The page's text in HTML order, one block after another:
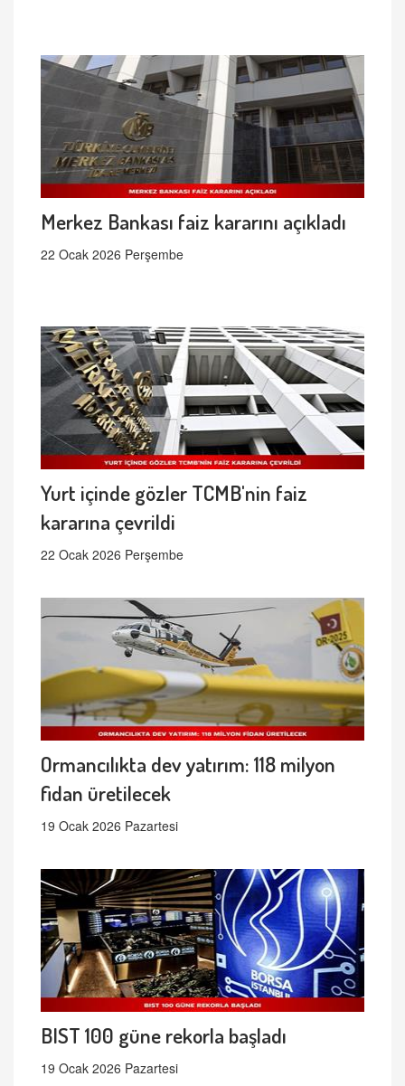
Merkez Bankası faiz kararını açıkladı
22 Ocak 2026 Perşembe
Yurt içinde gözler TCMB'nin faiz
kararına çevrildi
22 Ocak 2026 Perşembe
Ormancılıkta dev yatırım: 118 milyon
fidan üretilecek
19 Ocak 2026 Pazartesi
BIST 100 güne rekorla başladı
19 Ocak 2026 Pazartesi